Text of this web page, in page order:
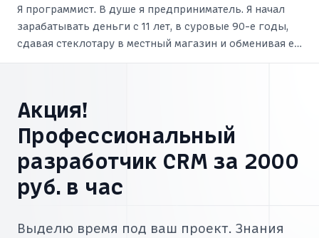
Я программист. В душе я предприниматель. Я начал
зарабатывать деньги с 11 лет, в суровые 90-е годы,
сдавая стеклотару в местный магазин и обменивая её
на сладости. Я зарабатывал столько, что хватало на
Акция!
Профессиональный
разработчик CRM за 2000
руб. в час
Выделю время под ваш проект. Знания